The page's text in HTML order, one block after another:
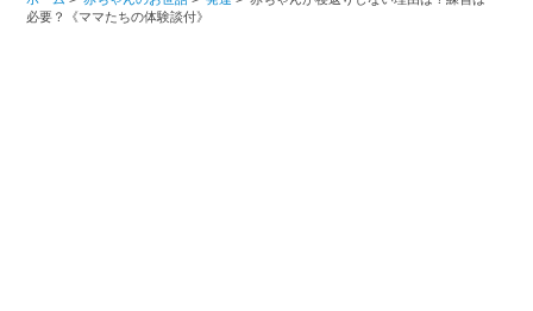
必要？《ママたちの体験談付》